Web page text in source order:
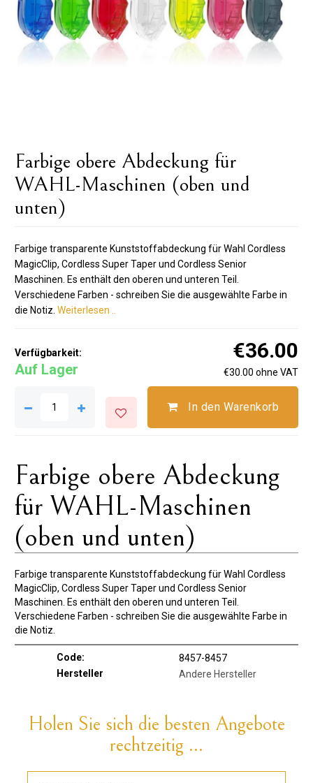
Farbige obere Abdeckung für
WAHL-Maschinen (oben und
unten)
Farbige transparente Kunststoffabdeckung für Wahl Cordless
MagicClip, Cordless Super Taper und Cordless Senior
Maschinen. Es enthält den oberen und unteren Teil.
Verschiedene Farben - schreiben Sie die ausgewählte Farbe in
die Notiz. Weiterlesen ..
Verfügbarkeit:
Auf Lager
€36.00
€30.00 ohne VAT
In den Warenkorb
Farbige obere Abdeckung
für WAHL-Maschinen
(oben und unten)
Farbige transparente Kunststoffabdeckung für Wahl Cordless
MagicClip, Cordless Super Taper und Cordless Senior
Maschinen. Es enthält den oberen und unteren Teil.
Verschiedene Farben - schreiben Sie die ausgewählte Farbe in
die Notiz.
Code:
8457-8457
Hersteller
Andere Hersteller
Holen Sie sich die besten Angebote
rechtzeitig ...